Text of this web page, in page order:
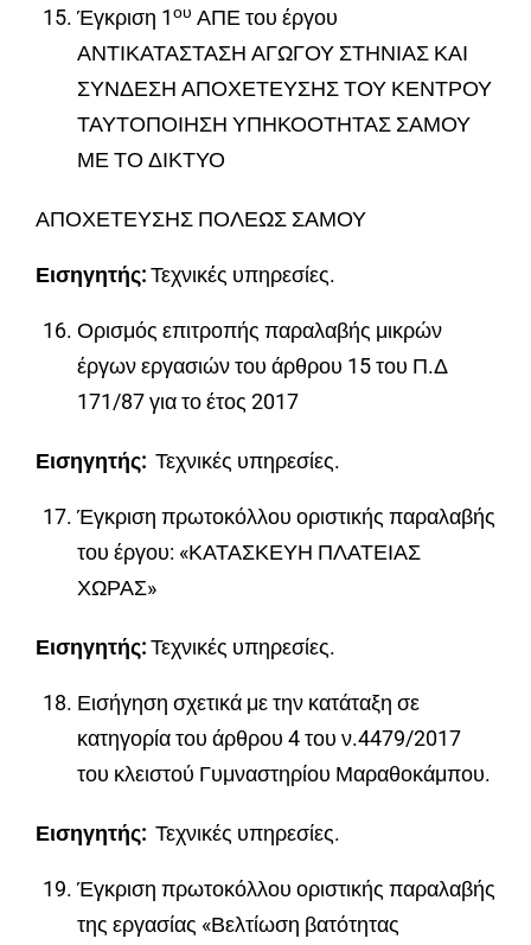
Έγκριση 1ου ΑΠΕ του έργου
ΑΝΤΙΚΑΤΑΣΤΑΣΗ ΑΓΩΓΟΥ ΣΤΗΝΙΑΣ ΚΑΙ
ΣΥΝΔΕΣΗ ΑΠΟΧΕΤΕΥΣΗΣ ΤΟΥ ΚΕΝΤΡΟΥ
ΤΑΥΤΟΠΟΙΗΣΗ ΥΠΗΚΟΟΤΗΤΑΣ ΣΑΜΟΥ
ΜΕ ΤΟ ΔΙΚΤΥΟ
ΑΠΟΧΕΤΕΥΣΗΣ ΠΟΛΕΩΣ ΣΑΜΟΥ
Εισηγητής:Τεχνικές υπηρεσίες.
Ορισμός επιτροπής παραλαβής μικρών
έργων εργασιών του άρθρου 15 του Π.Δ
171/87 για το έτος 2017
Εισηγητής: Τεχνικές υπηρεσίες.
Έγκριση πρωτοκόλλου οριστικής παραλαβής
του έργου: «ΚΑΤΑΣΚΕΥΗ ΠΛΑΤΕΙΑΣ
ΧΩΡΑΣ»
Εισηγητής:Τεχνικές υπηρεσίες.
Εισήγηση σχετικά με την κατάταξη σε
κατηγορία του άρθρου 4 του ν.4479/2017
του κλειστού Γυμναστηρίου Μαραθοκάμπου.
Εισηγητής: Τεχνικές υπηρεσίες.
Έγκριση πρωτοκόλλου οριστικής παραλαβής
της εργασίας «Βελτίωση βατότητας